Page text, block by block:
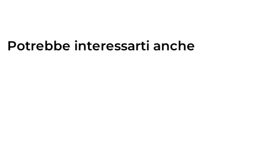
Potrebbe interessarti anche